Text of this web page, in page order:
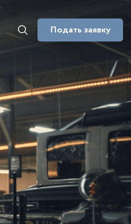
Подать заявку